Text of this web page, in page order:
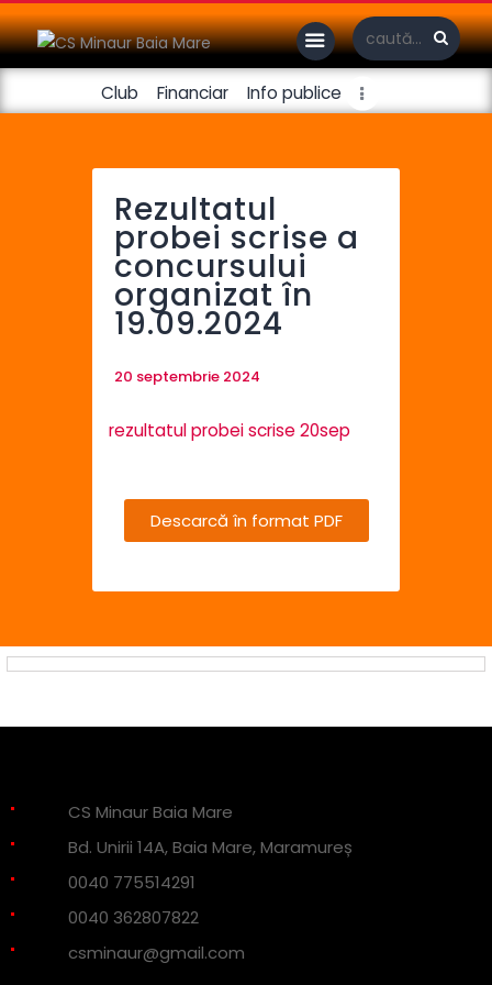
Club Financiar Info publice
Handbal feminin
Fotbal
Rezultatul
probei scrise a
concursului
organizat în
19.09.2024
20 septembrie 2024
rezultatul probei scrise 20sep
Descarcă în format PDF
CS Minaur Baia Mare
Bd. Unirii 14A, Baia Mare, Maramureș
0040 775514291
0040 362807822
csminaur@gmail.com